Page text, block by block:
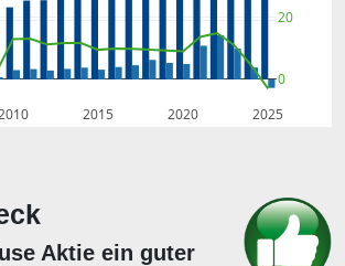
2015 2020 2025
0
20
Aktie ein guter